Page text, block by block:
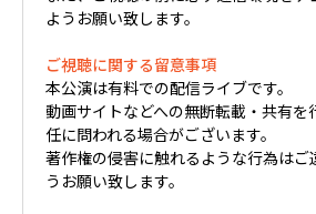
ようお願い致します。
ご視聴に関する留意事項
本公演は有料での配信ライブです。
動画サイトなどへの無断転載・共有を
任に問われる場合がございます。
著作権の侵害に触れるような行為はご
うお願い致します。